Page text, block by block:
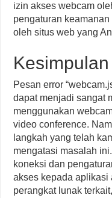
izin akses webcam
pengaturan
oleh situs web yang
Kesimpulan
Pesan error
dapat menjadi sangat
menggunakan
video conference.
langkah yang telah
mengatasi masalah
koneksi dan
akses kepada aplikasi
perangkat lunak